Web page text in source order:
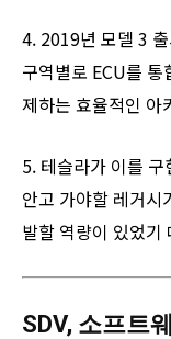
4. 2019년 모델 3
구역별로 ECU를
제하는 효율적인 아
5. 테슬라가 이를
안고 가야할 레거시
발할 역량이 있었기
SDV, 소프트